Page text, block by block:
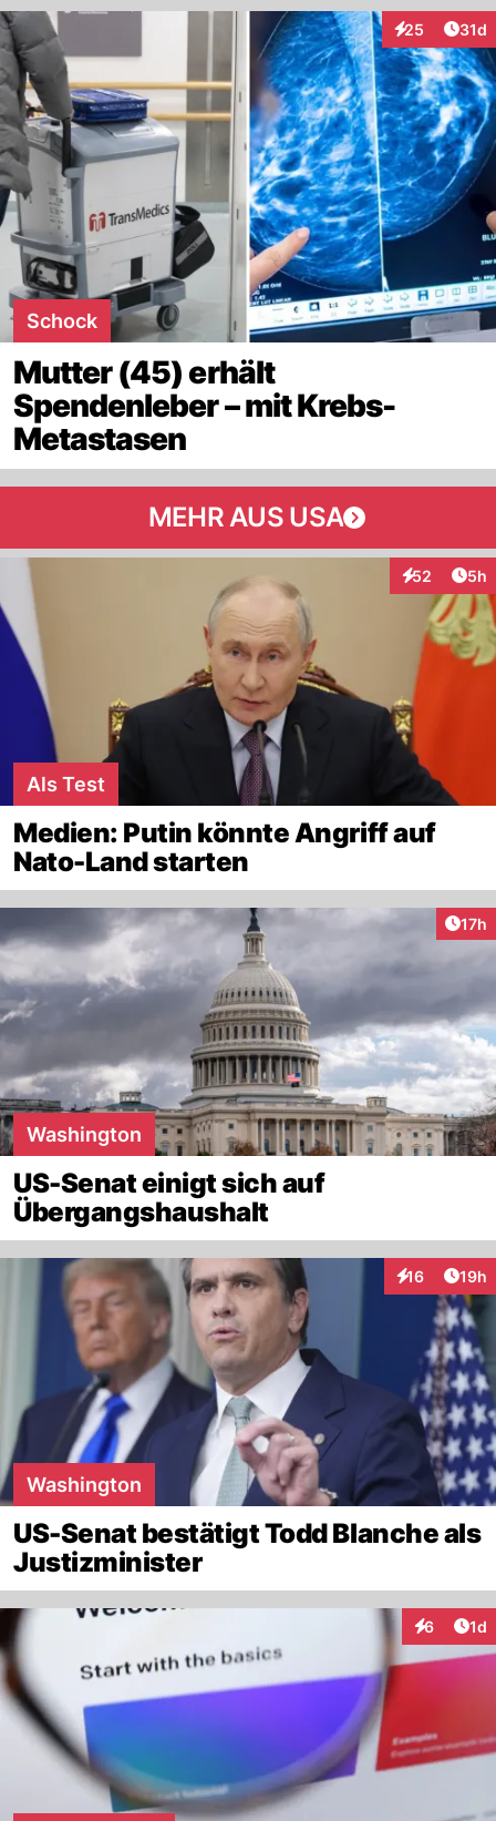
25
Interaktionen
31d
Schock
Mutter (45) erhält
Spendenleber – mit Krebs-
Metastasen
MEHR AUS USA
52
Interaktionen
5h
Als Test
Medien: Putin könnte Angriff auf
Nato-Land starten
17h
Washington
US-Senat einigt sich auf
Übergangshaushalt
16
Interaktionen
19h
Washington
US-Senat bestätigt Todd Blanche als
Justizminister
6 1d